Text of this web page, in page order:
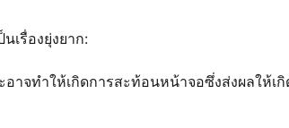
เรื่องยุ่งยาก:
าจทำให้เกิดการสะท้อนหน้าจอซึ่งส่งผลให้เกิ